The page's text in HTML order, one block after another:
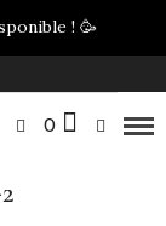
! 🥳
0